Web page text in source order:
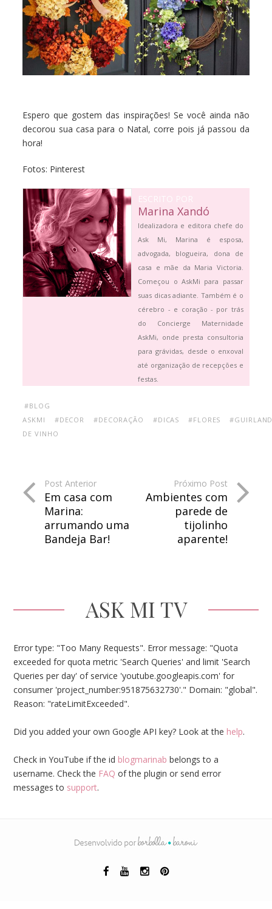
Espero que gostem das inspirações! Se você ainda não
decorou sua casa para o Natal, corre pois já passou da
hora!
Fotos: Pinterest
ESCRITO POR
Marina Xandó
Idealizadora e editora chefe do
Ask Mi, Marina é esposa,
advogada, blogueira, dona de
casa e mãe da Maria Victoria.
Começou o AskMi para passar
suas dicas adiante. Também é o
cérebro - e coração - por trás
do Concierge Maternidade
AskMi, onde presta consultoria
para grávidas, desde o enxoval
até organização de recepções e
festas.
#BLOG
ASKMI
#DECOR #DECORAÇÃO #DICAS #FLORES
DE VINHO
Post Anterior
Em casa com
Marina:
arrumando uma
Bandeja Bar!
Próximo Post
Ambientes com
parede de
tijolinho
aparente!
ASK MI TV
Error type: "Too Many Requests". Error message: "Quota
exceeded for quota metric 'Search Queries' and limit 'Search
Queries per day' of service 'youtube.googleapis.com' for
consumer 'project_number:951875632730'." Domain: "global".
Reason: "rateLimitExceeded".
Did you added your own Google API key? Look at the help.
Check in YouTube if the id blogmarinab belongs to a
username. Check the FAQ of the plugin or send error
messages to support.